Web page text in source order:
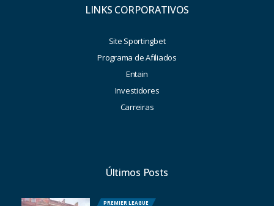
LINKS CORPORATIVOS
Site Sportingbet
Programa de Afiliados
Entain
Investidores
Carreiras
Últimos Posts
PREMIER LEAGUE